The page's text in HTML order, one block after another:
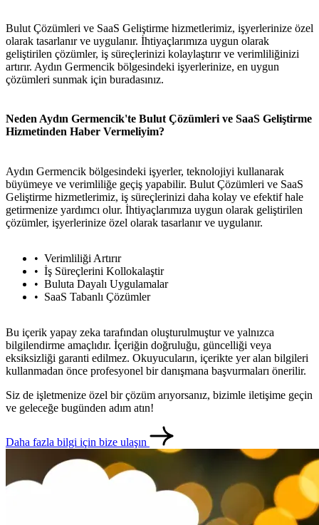
Bulut Çözümleri ve SaaS Geliştirme hizmetlerimiz, işyerlerinize özel
olarak tasarlanır ve uygulanır. İhtiyaçlarımıza uygun olarak
geliştirilen çözümler, iş süreçlerinizi kolaylaştırır ve verimliliğinizi
artırır. Aydın Germencik bölgesindeki işyerlerinize, en uygun
çözümleri sunmak için buradasınız.
Neden Aydın Germencik'te Bulut Çözümleri ve SaaS Geliştirme
Hizmetinden Haber Vermeliyim?
Aydın Germencik bölgesindeki işyerler, teknolojiyi kullanarak
büyümeye ve verimliliğe geçiş yapabilir. Bulut Çözümleri ve SaaS
Geliştirme hizmetlerimiz, iş süreçlerinizi daha kolay ve efektif hale
getirmenize yardımcı olur. İhtiyaçlarımıza uygun olarak geliştirilen
çözümler, işyerlerinize özel olarak tasarlanır ve uygulanır.
Verimliliği Artırır
İş Süreçlerini Kollokalaştir
Buluta Dayalı Uygulamalar
SaaS Tabanlı Çözümler
Bu içerik yapay zeka tarafından oluşturulmuştur ve yalnızca
bilgilendirme amaçlıdır. İçeriğin doğruluğu, güncelliği veya
eksiksizliği garanti edilmez. Okuyucuların, içerikte yer alan bilgileri
kullanmadan önce profesyonel bir danışmana başvurmaları önerilir.
Siz de işletmenize özel bir çözüm arıyorsanız, bizimle iletişime geçin
ve geleceğe bugünden adım atın!
Daha fazla bilgi için bize ulaşın